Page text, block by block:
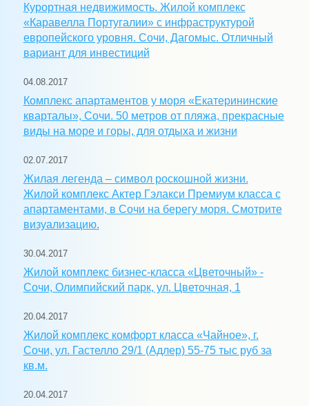
Курортная недвижимость. Жилой комплекс
«Каравелла Португалии» с инфраструктурой
европейского уровня. Сочи, Дагомыс. Отличный
вариант для инвестиций
04.08.2017
Комплекс апартаментов у моря «Екатерининские
кварталы», Сочи. 50 метров от пляжа, прекрасные
виды на море и горы, для отдыха и жизни
02.07.2017
Жилая легенда – символ роскошной жизни.
Жилой комплекс Актер Гэлакси Премиум класса с
апартаментами, в Сочи на берегу моря. Смотрите
визуализацию.
30.04.2017
Жилой комплекс бизнес-класса «Цветочный» -
Сочи, Олимпийский парк, ул. Цветочная, 1
20.04.2017
Жилой комплекс комфорт класса «Чайное», г.
Сочи, ул. Гастелло 29/1 (Адлер) 55-75 тыс руб за
кв.м.
20.04.2017